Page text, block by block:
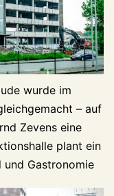
wurde im
– auf
Zevens eine
plant ein
und Gastronomie